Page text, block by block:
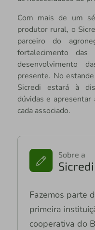
Com mais de um
produtor rural, o
parceiro do
fortalecimento
desenvolvimento
presente. No
Sicredi estará à
dúvidas e
cada associado.
Sobre a
Fazemos parte
primeira
cooperativa do